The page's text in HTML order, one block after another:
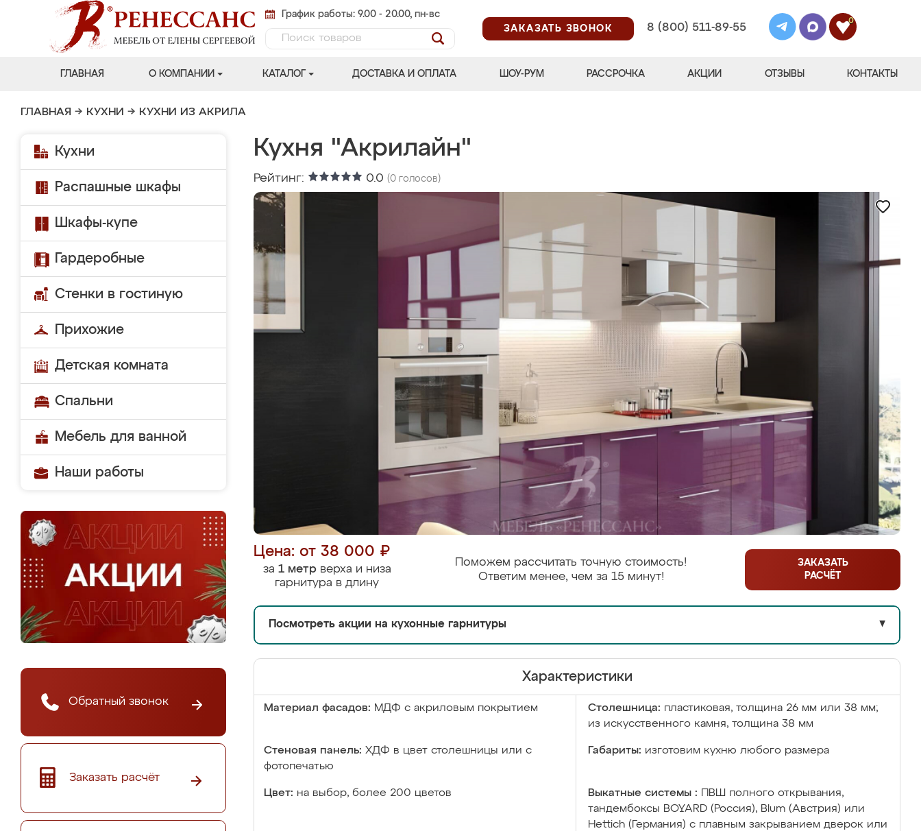
График работы: 9.00 - 20.00, пн-вс
ЗАКАЗАТЬ ЗВОНОК
8 (800) 511-89-55
0
ГЛАВНАЯ О КОМПАНИИ КАТАЛОГ ДОСТАВКА И ОПЛАТА ШОУ-РУМ РАССРОЧКА АКЦИИ ОТЗЫВЫ КОНТАКТЫ
ГЛАВНАЯ → КУХНИ → КУХНИ ИЗ АКРИЛА
Кухни
Распашные шкафы
Шкафы-купе
Гардеробные
Стенки в гостиную
Прихожие
Детская комната
Спальни
Мебель для ванной
Наши работы
Обратный звонок
Заказать расчёт
Кухня "Акрилайн"
Рейтинг: 0.0 (0 голосов)
Цена: от 38 000 ₽
за 1 метрверха и низа
гарнитура в длину
Поможем рассчитать точную стоимость!
Ответим менее, чем за 15 минут!
ЗАКАЗАТЬ
РАСЧЁТ
Посмотреть акции на кухонные гарнитуры ▼
Характеристики
Материал фасадов: МДФ с акриловым покрытием Столешница: пластиковая, толщина 26 мм или 38 мм;
из искусственного камня, толщина 38 мм
Стеновая панель: ХДФ в цвет столешницы или с
фотопечатью
Габариты: изготовим кухню любого размера
Цвет: на выбор, более 200 цветов Выкатные системы :
ПВШ полного открывания,
тандембоксы BOYARD (Россия), Blum (Австрия) или
Hettich (Германия) с плавным закрыванием дверок или